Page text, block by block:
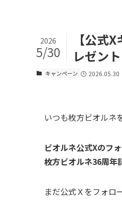
【公式
レゼン
2026
5/30
キャンペーン 2026.05.30
いつも枚方ビオルネ
ビオルネ公式Xのフ
枚方ビオルネ36周年
まだ公式Ｘをフォロ